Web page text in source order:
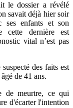
le dossier a révélé
savait déjà hier soir
enfants et son
cette dernière est
vital n’est pas
des faits est
de 41 ans.
de meurtre, ce qui
d'écarter l'intention